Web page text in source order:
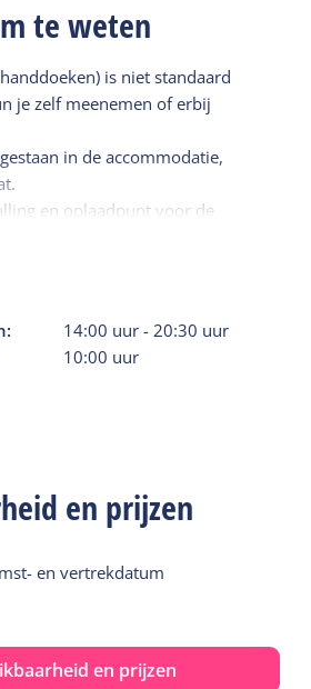
te weten
is niet standaard
je zelf meenemen of erbij
in de accommodatie,
en oplaadpunt voor de
14:00 uur - 20:30 uur
10:00 uur
en prijzen
en vertrekdatum
en prijzen